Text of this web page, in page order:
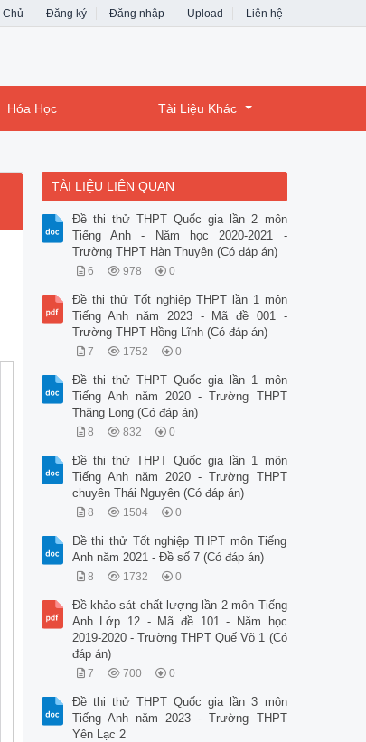
Chủ Đăng ký Đăng nhập Upload Liên hệ
Hóa Học Tài Liệu Khác
TÀI LIỆU LIÊN QUAN
Đề thi thử THPT Quốc gia lần 2 môn
Tiếng Anh - Năm học 2020-2021 -
Trường THPT Hàn Thuyên (Có đáp án)
6 978 0
Đề thi thử Tốt nghiệp THPT lần 1 môn
Tiếng Anh năm 2023 - Mã đề 001 -
Trường THPT Hồng Lĩnh (Có đáp án)
7 1752 0
Đề thi thử THPT Quốc gia lần 1 môn
Tiếng Anh năm 2020 - Trường THPT
Thăng Long (Có đáp án)
8 832 0
Đề thi thử THPT Quốc gia lần 1 môn
Tiếng Anh năm 2020 - Trường THPT
chuyên Thái Nguyên (Có đáp án)
8 1504 0
Đề thi thử Tốt nghiệp THPT môn Tiếng
Anh năm 2021 - Đề số 7 (Có đáp án)
8 1732 0
Đề khảo sát chất lượng lần 2 môn Tiếng
Anh Lớp 12 - Mã đề 101 - Năm học
2019-2020 - Trường THPT Quế Võ 1 (Có
đáp án)
7 700 0
Đề thi thử THPT Quốc gia lần 3 môn
Tiếng Anh năm 2023 - Trường THPT
Yên Lạc 2